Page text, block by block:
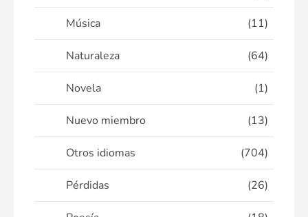
Música (11)
Naturaleza (64)
Novela (1)
Nuevo miembro (13)
Otros idiomas (704)
Pérdidas (26)